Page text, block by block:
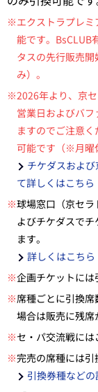
※エクストラプレミ
能です。BsCLUB
タスの先行販売
み）。
※2026年より、京
営業日およびバ
ますのでご注意
可能です（※月曜
チケダスおよ
て詳しくはこちら
※球場窓口（京セ
よびチケダスで
ます。
詳しくはこちら
※企画チケットには
※席種ごとに引換
場合は販売に残席
※セ・パ交流戦には
※完売の席種には引
引換券種など